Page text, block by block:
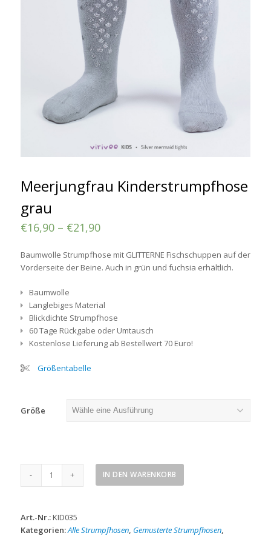
Meerjungfrau Kinderstrumpfhose
grau
€16,90– €21,90
Baumwolle Strumpfhose mit GLITTERNE Fischschuppen auf der
Vorderseite der Beine. Auch in grün und fuchsia erhältlich.
Baumwolle
Langlebiges Material
Blickdichte Strumpfhose
60 Tage Rückgabe oder Umtausch
Kostenlose Lieferung ab Bestellwert 70 Euro!
Größentabelle
Größe
Meerjungfrau
Kinderstrumpfhose
IN DEN WARENKORB
Art.-Nr.:KID035
Kategorien:Alle Strumpfhosen, Gemusterte Strumpfhosen,